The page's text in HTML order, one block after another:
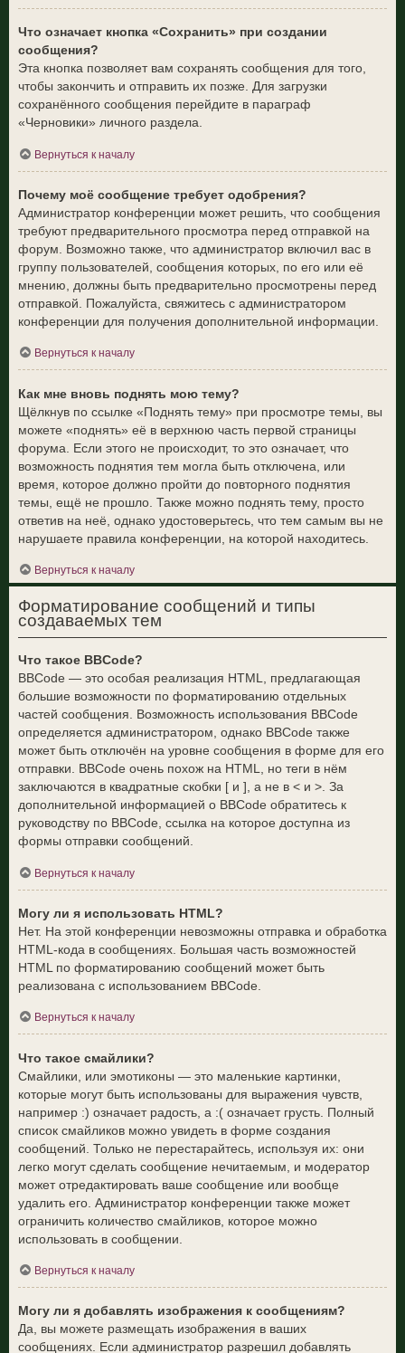
Что означает кнопка «Сохранить» при создании
сообщения?
Эта кнопка позволяет вам сохранять сообщения для того,
чтобы закончить и отправить их позже. Для загрузки
сохранённого сообщения перейдите в параграф
«Черновики» личного раздела.
Вернуться к началу
Почему моё сообщение требует одобрения?
Администратор конференции может решить, что сообщения
требуют предварительного просмотра перед отправкой на
форум. Возможно также, что администратор включил вас в
группу пользователей, сообщения которых, по его или её
мнению, должны быть предварительно просмотрены перед
отправкой. Пожалуйста, свяжитесь с администратором
конференции для получения дополнительной информации.
Вернуться к началу
Как мне вновь поднять мою тему?
Щёлкнув по ссылке «Поднять тему» при просмотре темы, вы
можете «поднять» её в верхнюю часть первой страницы
форума. Если этого не происходит, то это означает, что
возможность поднятия тем могла быть отключена, или
время, которое должно пройти до повторного поднятия
темы, ещё не прошло. Также можно поднять тему, просто
ответив на неё, однако удостоверьтесь, что тем самым вы не
нарушаете правила конференции, на которой находитесь.
Вернуться к началу
Форматирование сообщений и типы
создаваемых тем
Что такое BBCode?
BBCode — это особая реализация HTML, предлагающая
большие возможности по форматированию отдельных
частей сообщения. Возможность использования BBCode
определяется администратором, однако BBCode также
может быть отключён на уровне сообщения в форме для его
отправки. BBCode очень похож на HTML, но теги в нём
заключаются в квадратные скобки [ и ], а не в < и >. За
дополнительной информацией о BBCode обратитесь к
руководству по BBCode, ссылка на которое доступна из
формы отправки сообщений.
Вернуться к началу
Могу ли я использовать HTML?
Нет. На этой конференции невозможны отправка и обработка
HTML-кода в сообщениях. Большая часть возможностей
HTML по форматированию сообщений может быть
реализована с использованием BBCode.
Вернуться к началу
Что такое смайлики?
Смайлики, или эмотиконы — это маленькие картинки,
которые могут быть использованы для выражения чувств,
например :) означает радость, а :( означает грусть. Полный
список смайликов можно увидеть в форме создания
сообщений. Только не перестарайтесь, используя их: они
легко могут сделать сообщение нечитаемым, и модератор
может отредактировать ваше сообщение или вообще
удалить его. Администратор конференции также может
ограничить количество смайликов, которое можно
использовать в сообщении.
Вернуться к началу
Могу ли я добавлять изображения к сообщениям?
Да, вы можете размещать изображения в ваших
сообщениях. Если администратор разрешил добавлять